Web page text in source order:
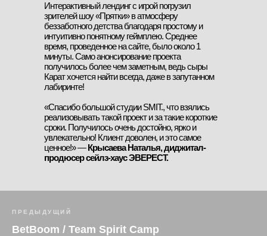
Интерактивный лендинг с игрой погрузил
зрителей шоу «Прятки» в атмосферу
беззаботного детства благодаря простому и
интуитивно понятному геймплею. Среднее
время, проведенное на сайте, было около 1
минуты. Само анонсирование проекта
получилось более чем заметным, ведь сыры
Карат хочется найти всегда, даже в запутанном
лабиринте!
«Спасибо большой студии SMIT., что взялись
реализовывать такой проект и за такие короткие
сроки. Получилось очень достойно, ярко и
увлекательно! Клиент доволен, и это самое
ценное!» —Крысаева Наталья, диджитал-
продюсер сейлз-хаус ЭВЕРЕСТ.
ПРЕДЫДУЩИЙ
BetBoom / Team Spirit Camp